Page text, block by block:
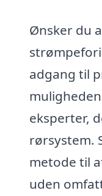
Ønsker du
adgang til
eksperter,
rørsystem.
metode til
uden